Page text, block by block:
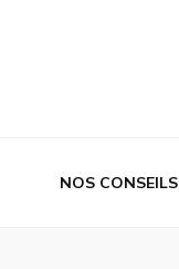
NOS CONSEILS